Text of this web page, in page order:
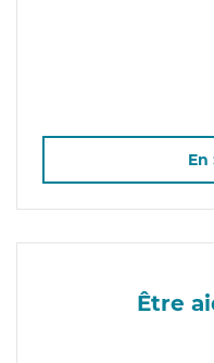
En
Être